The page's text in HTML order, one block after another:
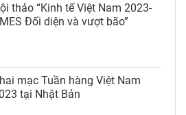
thảo “Kinh tế Việt Nam 2023-
Đối diện và vượt bão”
mạc Tuần hàng Việt Nam
tại Nhật Bản